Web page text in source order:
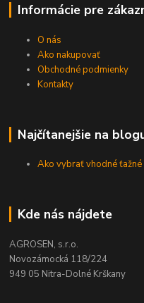
Informácie pre
O nás
Ako nakupovať
Obchodné podmienky
Kontakty
Najčítanejšie na
Ako vybrať vhodné ťažné
Kde nás nájdete
AGROSEN, s.r.o.
Novozámocká 118/224
949 05 Nitra-Dolné Krškany